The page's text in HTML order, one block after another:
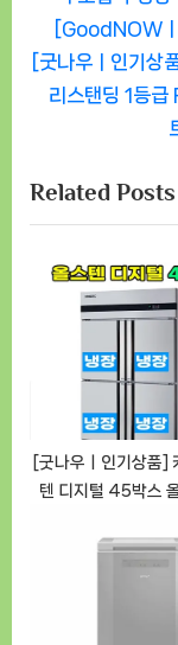
탐
색
e
v
i
s
P
o
[GoodNOW
N
P
o
[굿나우ㅣ인기상
리스탠딩 1등
Related Posts
[굿나우ㅣ인기상품]
텐 디지털 45박스
업소용 냉장고
천상품]